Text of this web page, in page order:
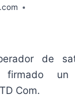
de
un
Com.